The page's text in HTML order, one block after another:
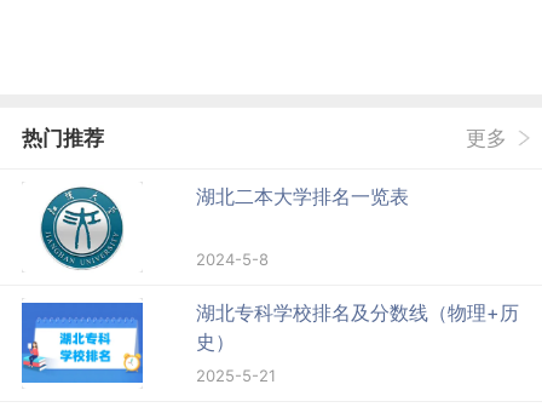
热门推荐 更多
湖北二本大学排名一览表
2024-5-8
湖北专科学校排名及分数线（物理+历
史）
2025-5-21